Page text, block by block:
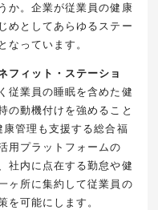
か。企業が従業員の健康
めとしてあらゆるステー
なっています。
フィット・ステーショ
従業員の睡眠を含めた健
の動機付けを強めること
管理も支援する総合福
用プラットフォームの
社内に点在する勤怠や健
ヶ所に集約して従業員の
を可能にします。